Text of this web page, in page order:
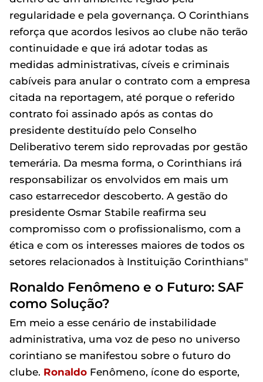
regularidade e pela governança. O Corinthians
reforça que acordos lesivos ao clube não terão
continuidade e que irá adotar todas as
medidas administrativas, cíveis e criminais
cabíveis para anular o contrato com a empresa
citada na reportagem, até porque o referido
contrato foi assinado após as contas do
presidente destituído pelo Conselho
Deliberativo terem sido reprovadas por gestão
temerária. Da mesma forma, o Corinthians irá
responsabilizar os envolvidos em mais um
caso estarrecedor descoberto. A gestão do
presidente Osmar Stabile reafirma seu
compromisso com o profissionalismo, com a
ética e com os interesses maiores de todos os
setores relacionados à Instituição Corinthians"
Ronaldo Fenômeno e o Futuro: SAF
como Solução?
Em meio a esse cenário de instabilidade
administrativa, uma voz de peso no universo
corintiano se manifestou sobre o futuro do
clube. Ronaldo Fenômeno, ícone do esporte,